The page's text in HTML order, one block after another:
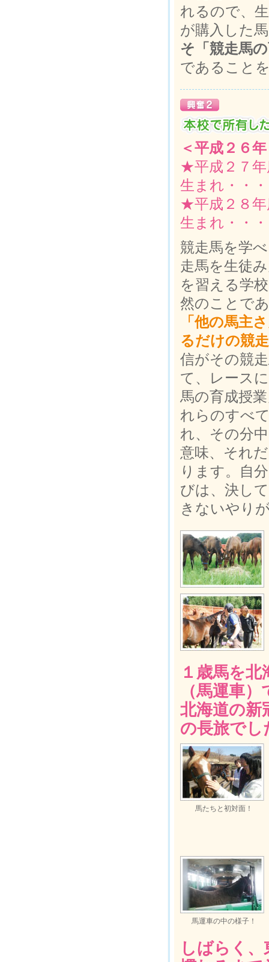
れるので、
が購入した
そ「競走馬
であること
＜平成２６
★平成２７年
生まれ・・
★平成２８年
生まれ・・
競走馬を学
走馬を生徒
を習える学
然のことで
「他の馬主
るだけの競
信がその競
て、レース
馬の育成授
れらのすべ
れ、その分
意味、それ
ります。自
びは、決し
きないやり
１歳馬を
（馬運車
北海道の新
の長旅でし
馬たちと初対面！
馬運車の中の様子！
しばらく